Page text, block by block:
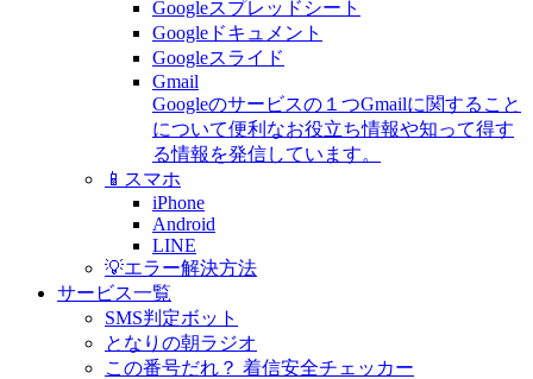
Googleスプレッドシート
Googleドキュメント
Googleスライド
Gmail
Googleのサービスの１つGmailに関すること
について便利なお役立ち情報や知って得す
る情報を発信しています。
📱スマホ
iPhone
Android
LINE
💡エラー解決方法
サービス一覧
SMS判定ボット
となりの朝ラジオ
この番号だれ？ 着信安全チェッカー